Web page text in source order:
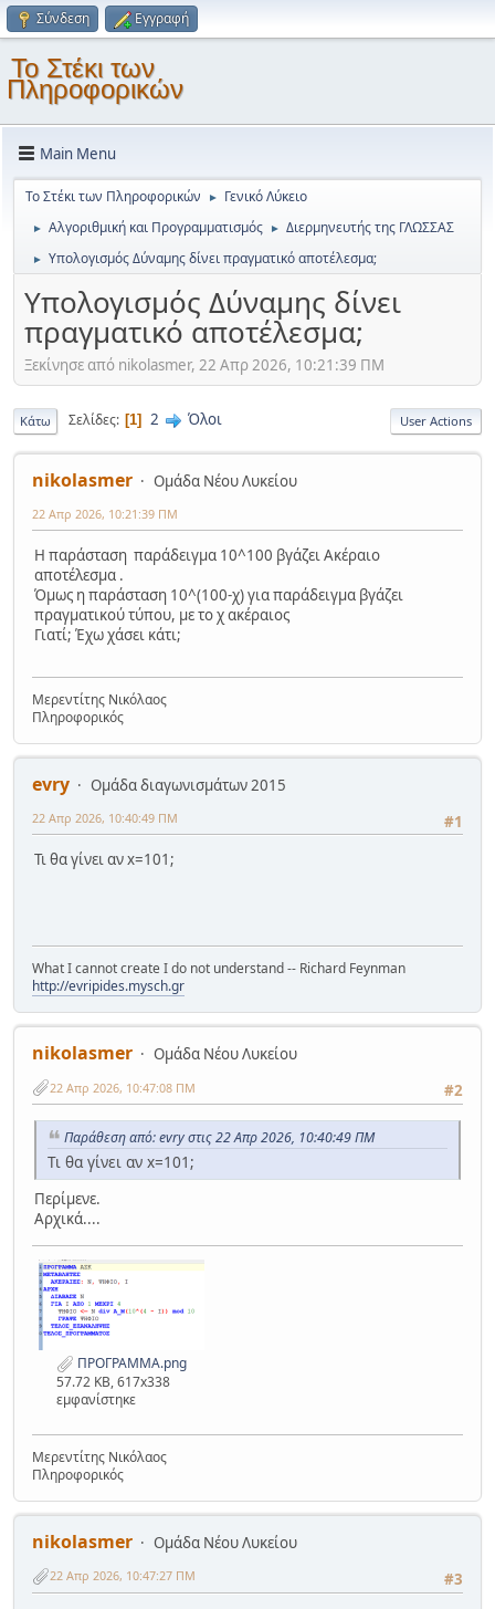
Σύνδεση Εγγραφή
Το Στέκι των
Πληροφορικών
Main Menu
Το Στέκι των Πληροφορικών ► Γενικό Λύκειο
► Αλγοριθμική και Προγραμματισμός ► Διερμηνευτής της ΓΛΩΣΣΑΣ
► Υπολογισμός Δύναμης δίνει πραγματικό αποτέλεσμα;
Υπολογισμός Δύναμης δίνει
πραγματικό αποτέλεσμα;
Ξεκίνησε από nikolasmer, 22 Απρ 2026, 10:21:39 ΠΜ
Κάτω Σελίδες 1 2 Όλοι User Actions
nikolasmer Ομάδα Νέου Λυκείου
22 Απρ 2026, 10:21:39 ΠΜ
Η παράσταση παράδειγμα 10^100 βγάζει Ακέραιο
αποτέλεσμα .
Όμως η παράσταση 10^(100-χ) για παράδειγμα βγάζει
πραγματικού τύπου, με το χ ακέραιος
Γιατί; Έχω χάσει κάτι;
Μερεντίτης Νικόλαος
Πληροφορικός
evry
Ομάδα διαγωνισμάτων 2015
#1
22 Απρ 2026, 10:40:49 ΠΜ
Τι θα γίνει αν x=101;
What I cannot create I do not understand -- Richard Feynman
http://evripides.mysch.gr
nikolasmer
Ομάδα Νέου Λυκείου
#2
22 Απρ 2026, 10:47:08 ΠΜ
Παράθεση από: evry στις 22 Απρ 2026, 10:40:49 ΠΜ
Τι θα γίνει αν x=101;
Περίμενε.
Αρχικά....
ΠΡΟΓΡΑΜΜΑ.png
57.72 KB, 617x338
εμφανίστηκε
Μερεντίτης Νικόλαος
Πληροφορικός
nikolasmer
Ομάδα Νέου Λυκείου
#3
22 Απρ 2026, 10:47:27 ΠΜ